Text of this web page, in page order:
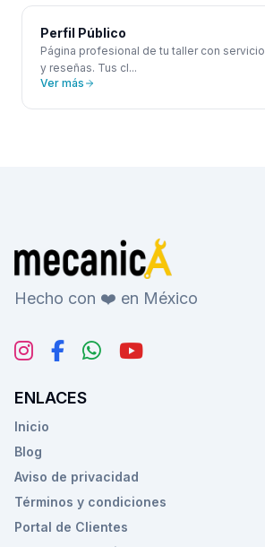
Perfil Público
Página profesional de tu taller con
y reseñas. Tus cl...
Ver más
Hecho con ❤️ en México
ENLACES
Inicio
Blog
Aviso de privacidad
Términos y condiciones
Portal de Clientes